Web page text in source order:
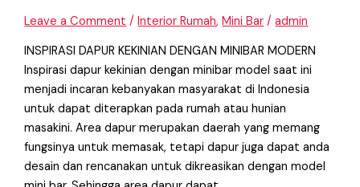
Leave a Comment /Interior Rumah,Mini Bar /admin
INSPIRASI DAPUR KEKINIAN DENGAN MINIBAR MODERN
Inspirasi dapur kekinian dengan minibar model saat ini
menjadi incaran kebanyakan masyarakat di Indonesia
untuk dapat diterapkan pada rumah atau hunian
masakini. Area dapur merupakan daerah yang memang
fungsinya untuk memasak, tetapi dapur juga dapat anda
desain dan rencanakan untuk dikreasikan dengan model